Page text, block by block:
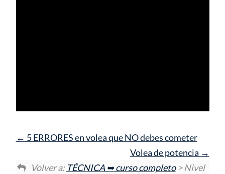
5 ERRORES en volea que NO debes cometer
Volea de potencia
Volver a: TÉCNICA ➥ curso completo> Nivel